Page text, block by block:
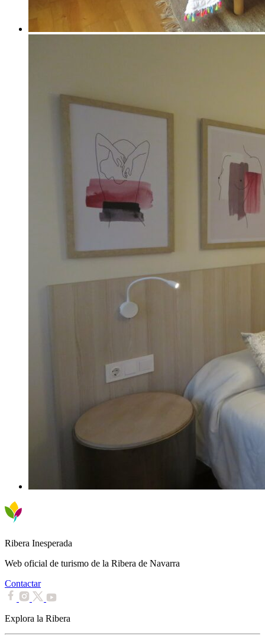
Ribera Inesperada
Web oficial de turismo de la Ribera de Navarra
Contactar
Explora la Ribera